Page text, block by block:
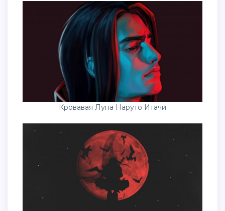
Кровавая Луна Наруто Итачи
Саске Учиха 1080 HD